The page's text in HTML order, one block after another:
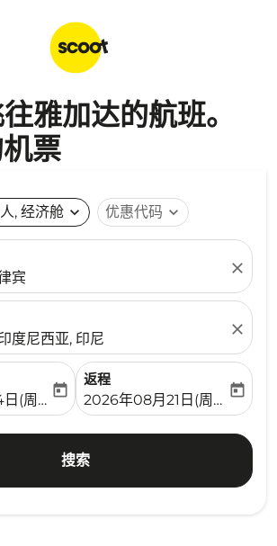
雅加达的航班。
票
, 经济舱 expand_more 优惠代码 expand_more
宾
close
度尼西亚, 印尼
close
date-aria-label
(周五)
today
返程
fc-booking-return-date-
2026年08月21日(周五)
today
搜索